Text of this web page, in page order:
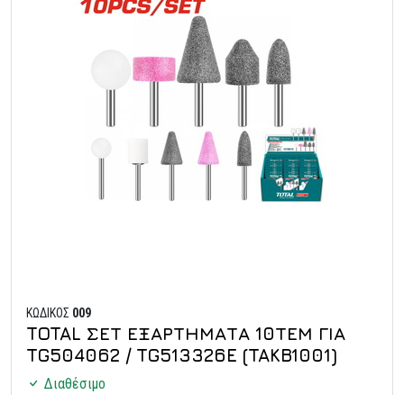
ΚΩΔΙΚΟΣ 009
TOTAL ΣΕΤ ΕΞΑΡΤΗΜΑΤΑ 10ΤΕΜ ΓΙΑ
TG504062 / TG513326E (TAKB1001)
Διαθέσιμο